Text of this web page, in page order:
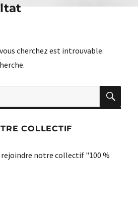
cherchez est introuvable.
COLLECTIF
rejoindre notre collectif "100 %